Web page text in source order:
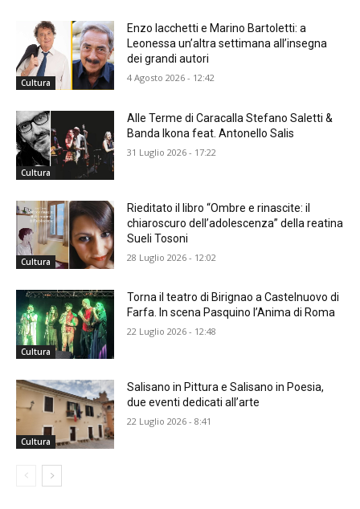
Cultura
Enzo Iacchetti e Marino Bartoletti: a
Leonessa un’altra settimana all’insegna
dei grandi autori
4 Agosto 2026 - 12:42
Cultura
Alle Terme di Caracalla Stefano Saletti &
Banda Ikona feat. Antonello Salis
31 Luglio 2026 - 17:22
Cultura
Rieditato il libro “Ombre e rinascite: il
chiaroscuro dell’adolescenza” della reatina
Sueli Tosoni
28 Luglio 2026 - 12:02
Cultura
Torna il teatro di Birignao a Castelnuovo di
Farfa. In scena Pasquino l’Anima di Roma
22 Luglio 2026 - 12:48
Cultura
Salisano in Pittura e Salisano in Poesia,
due eventi dedicati all’arte
22 Luglio 2026 - 8:41